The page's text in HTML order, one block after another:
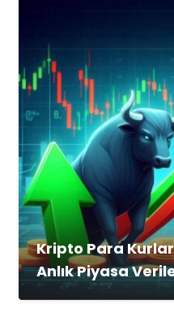
Kripto Para
Anlık Piyasa